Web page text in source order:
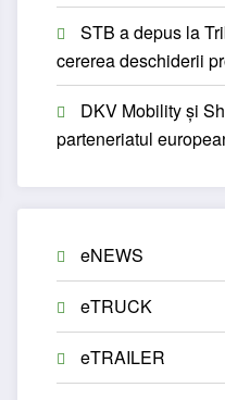
STB a depus la
cererea deschiderii
DKV Mobility și
parteneriatul
eNEWS
eTRUCK
eTRAILER